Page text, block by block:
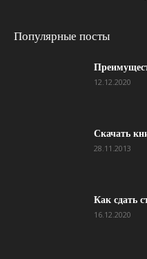
Популярные посты
12.12.2020
Скачать
28.11.2013
Как сдать
16.12.2020